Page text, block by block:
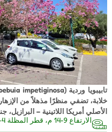
خلابة، تضفي منظرًا مذهلاً من
الأصلي أمريكا اللاتينية –
الارتفاع 9-14 م، قطر المظلة 4-6 م